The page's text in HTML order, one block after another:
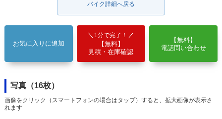
バイク詳細へ戻る
お気に入りに追加
1分で完了！
【無料】
見積・在庫確認
【無料】
電話問い合わせ
写真（16枚）
画像をクリック（スマートフォンの場合はタップ）すると、拡大画像が表示さ
れます